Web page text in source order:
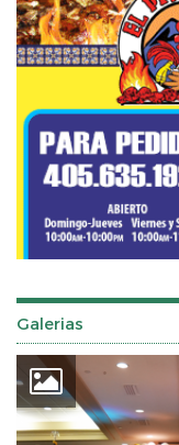
Galerias